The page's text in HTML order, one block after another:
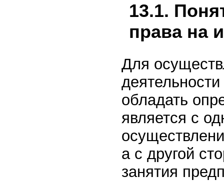
13.1.
права на
Для
обладать
является с
а с другой
занятия